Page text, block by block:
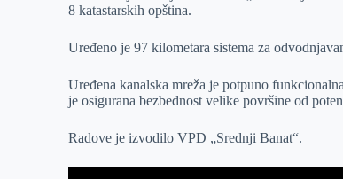
p
l
8 katastarskih opština.
Uređeno je 97 kilometara sistema za
Uređena kanalska mreža je potpuno
je osigurana bezbednost velike površine od
Radove je izvodilo VPD „Srednji Banat“.